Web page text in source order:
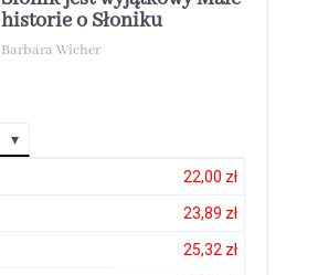
historie o Słoniku
Barbara Wicher
22,00 zł
23,89 zł
25,32 zł